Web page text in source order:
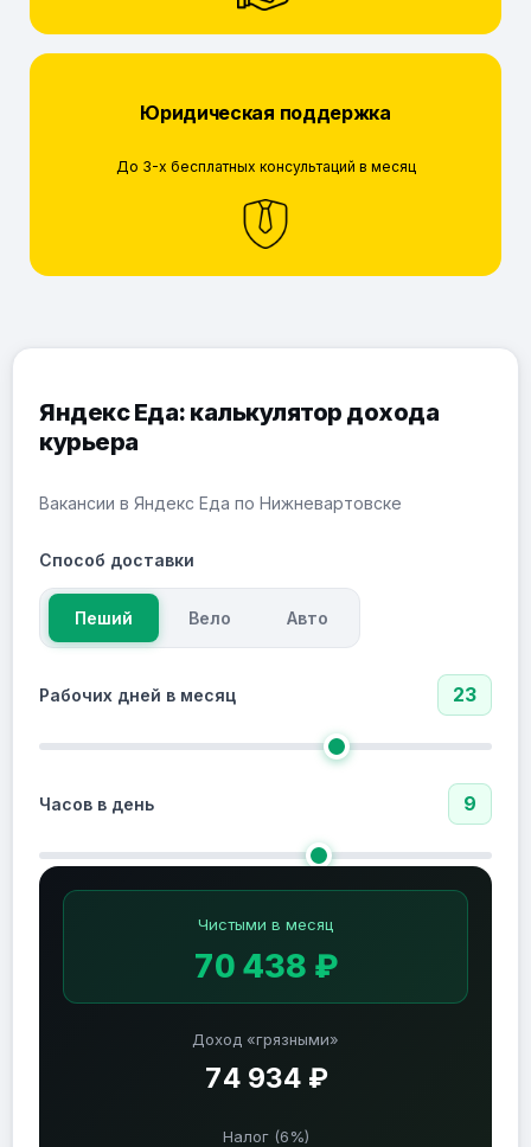
Юридическая поддержка
До 3-х бесплатных консультаций в месяц
Яндекс Еда: калькулятор дохода
курьера
Вакансии в Яндекс Еда по Нижневартовске
Способ доставки
Пеший Вело Авто
Рабочих дней в месяц 23
Часов в день 9
Доход «грязными»
74 934 ₽
Налог (6%)
Чистыми в месяц
70 438 ₽